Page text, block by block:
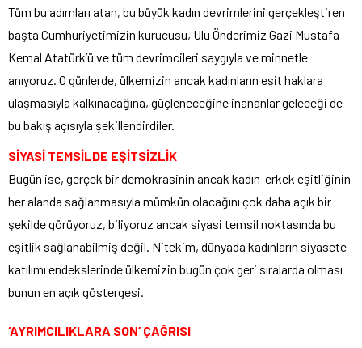
Tüm bu adımları atan, bu büyük kadın devrimlerini gerçekleştiren
başta Cumhuriyetimizin kurucusu, Ulu Önderimiz Gazi Mustafa
Kemal Atatürk’ü ve tüm devrimcileri saygıyla ve minnetle
anıyoruz. O günlerde, ülkemizin ancak kadınların eşit haklara
ulaşmasıyla kalkınacağına, güçleneceğine inananlar geleceği de
bu bakış açısıyla şekillendirdiler.
SİYASİ TEMSİLDE EŞİTSİZLİK
Bugün ise, gerçek bir demokrasinin ancak kadın-erkek eşitliğinin
her alanda sağlanmasıyla mümkün olacağını çok daha açık bir
şekilde görüyoruz, biliyoruz ancak siyasi temsil noktasında bu
eşitlik sağlanabilmiş değil. Nitekim, dünyada kadınların siyasete
katılımı endekslerinde ülkemizin bugün çok geri sıralarda olması
bunun en açık göstergesi.
‘AYRIMCILIKLARA SON’ ÇAĞRISI